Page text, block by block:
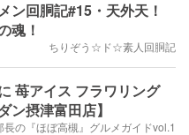
ン回胴記#15・天外天！
魂！
ちりぞう☆ド☆素人回胴記
苺アイス フラワリング
ン摂津富田店】
の『ほぼ高槻』グルメガイドvol.1